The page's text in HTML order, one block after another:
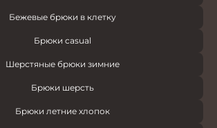
Бежевые брюки в клетку
Брюки casual
Шерстяные брюки зимние
Брюки шерсть
Брюки летние хлопок